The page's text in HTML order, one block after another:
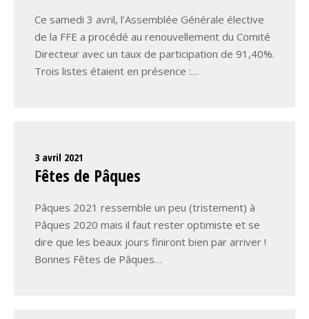
Ce samedi 3 avril, l’Assemblée Générale élective
de la FFE a procédé au renouvellement du Comité
Directeur avec un taux de participation de 91,40%.
Trois listes étaient en présence :…
3 avril 2021
Fêtes de Pâques
Pâques 2021 ressemble un peu (tristement) à
Pâques 2020 mais il faut rester optimiste et se
dire que les beaux jours finiront bien par arriver !
Bonnes Fêtes de Pâques…